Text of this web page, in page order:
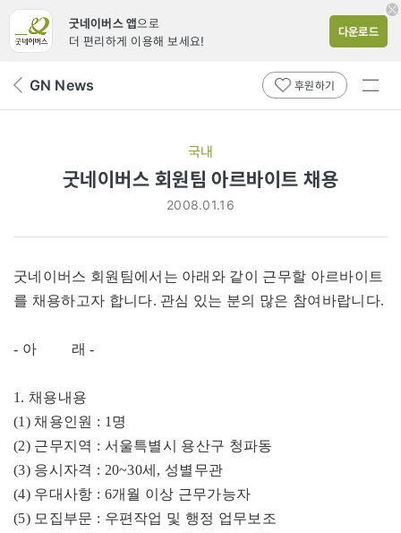
굿네이버스 앱으로
더 편리하게 이용해 보세요!
다운로드
뒤 GN News 후원하기
전체
국내
굿네이버스 회원팀 아르바이트 채용
2008.01.16
굿네이버스 회원팀에서는 아래와 같이 근무할 아르바이트
를 채용하고자 합니다. 관심 있는 분의 많은 참여바랍니다.
- 아 래 -
1. 채용내용
(1) 채용인원 : 1명
(2) 근무지역 : 서울특별시 용산구 청파동
(3) 응시자격 : 20~30세, 성별무관
(4) 우대사항 : 6개월 이상 근무가능자
(5) 모집부문 : 우편작업 및 행정 업무보조